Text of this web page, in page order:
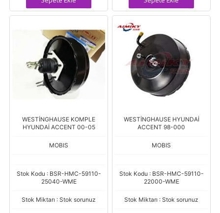
WESTİNGHAUSE KOMPLE
HYUNDAİ ACCENT 00-05
MOBIS
Stok Kodu : BSR-HMC-59110-
25040-WME
Stok Miktarı : Stok sorunuz
WESTİNGHAUSE HYUNDAİ
ACCENT 98-000
MOBIS
Stok Kodu : BSR-HMC-59110-
22000-WME
Stok Miktarı : Stok sorunuz